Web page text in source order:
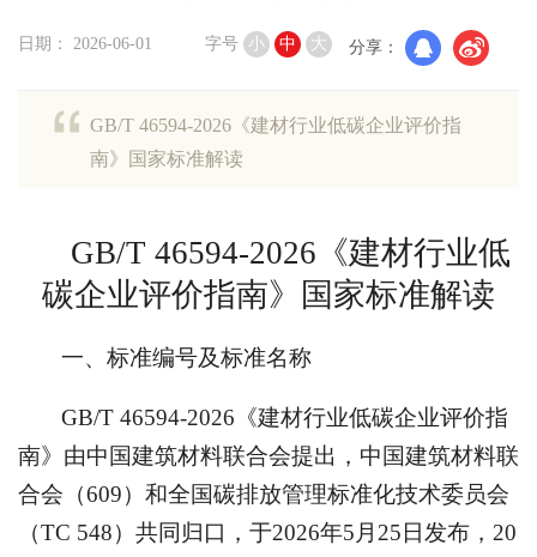
日期： 2026-06-01 字号 小 中 大 分享：
​GB/T 46594-2026《建材行业低碳企业评价指
南》国家标准解读
GB/T 46594-2026《建材行业低
碳企业评价指南》国家标准解读
一、标准编号及标准名称
GB/T 46594-2026《建材行业低碳企业评价指
南》由中国建筑材料联合会提出，中国建筑材料联
合会（609）和全国碳排放管理标准化技术委员会
（TC 548）共同归口，于2026年5月25日发布，20